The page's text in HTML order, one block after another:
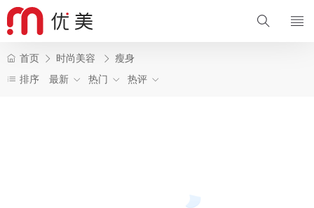
首页 时尚美容
瘦身
排序
最新 热门 热评